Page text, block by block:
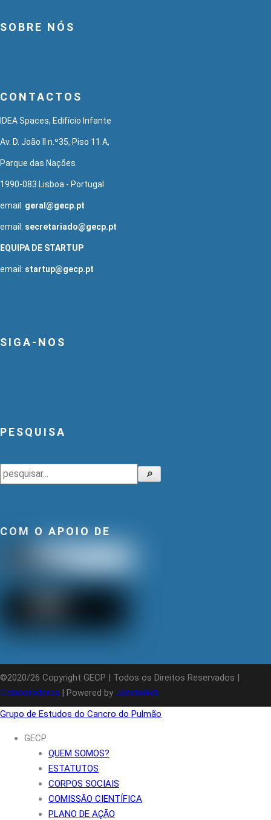
SOBRE NÓS
CONTACTOS
IDEA Spaces, Edifício Infante
Av. D. João II n.º35, Piso 11 A,
Parque das Nações
1990-083 Lisboa - Portugal
email: geral@gecp.pt
email: secretariado@gecp.pt
EQUIPA DE STARTUP
email: startup@gecp.pt
SIGA-NOS
PESQUISA
Pesquisar 🔎
COM O APOIO DE
©2020/26 Copyright GECP | Todos os Direitos Reservados |
Colaboradores | Powered by JanelaWeb
Grupo de Estudos do Cancro do Pulmão
GECP
QUEM SOMOS?
ESTATUTOS
CORPOS SOCIAIS
COMISSÃO CIENTÍFICA
PLANO DE AÇÃO